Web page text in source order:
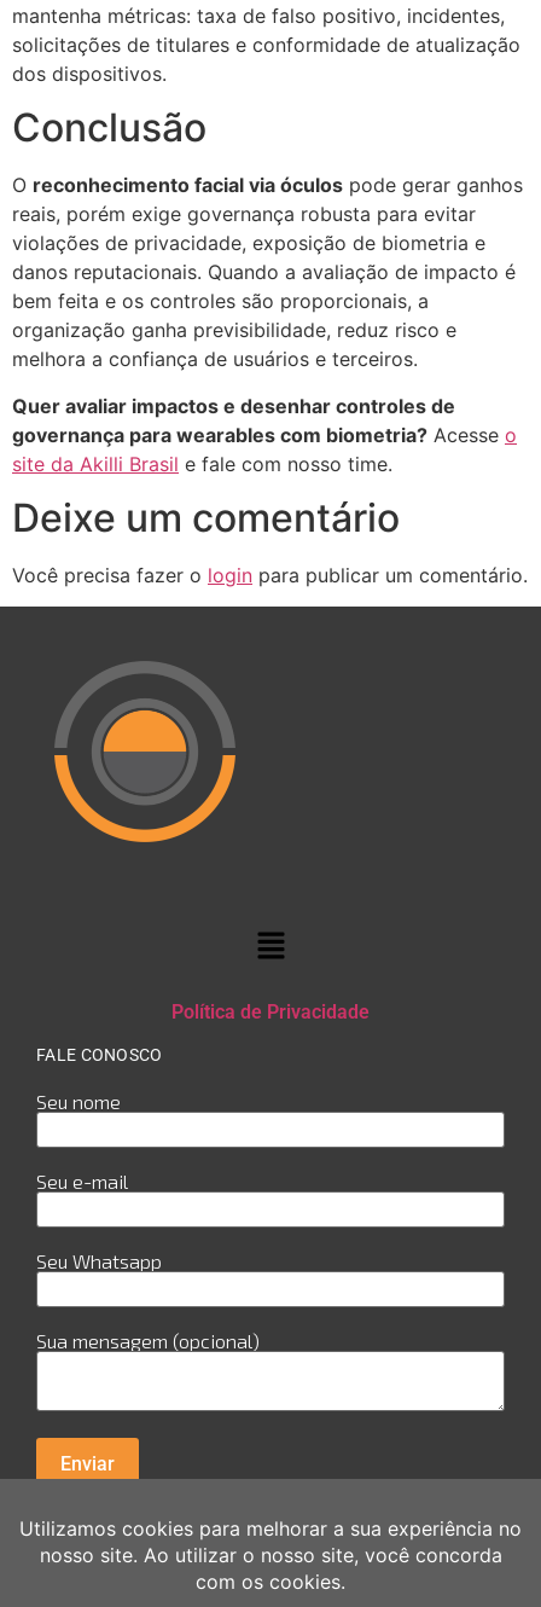
mantenha métricas: taxa de falso positivo, incidentes,
solicitações de titulares e conformidade de atualização
dos dispositivos.
Conclusão
O reconhecimento facial via óculos pode gerar ganhos
reais, porém exige governança robusta para evitar
violações de privacidade, exposição de biometria e
danos reputacionais. Quando a avaliação de impacto é
bem feita e os controles são proporcionais, a
organização ganha previsibilidade, reduz risco e
melhora a confiança de usuários e terceiros.
Quer avaliar impactos e desenhar controles de
governança para wearables com biometria? Acesse o
site da Akilli Brasil e fale com nosso time.
Deixe um comentário
Você precisa fazer o login para publicar um comentário.
Política de Privacidade
FALE CONOSCO
Seu nome
Seu e-mail
Seu Whatsapp
Sua mensagem (opcional)
R. Cuiabá, 978 - Sala 29 - Candeias - Jaboatão dos
Guararapes Av. Guararpes, 154 - sala 0111 - Santo
Amaro - Recife